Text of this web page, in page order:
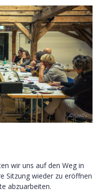
wir uns auf den Weg in
Sitzung wieder zu eröffnen
abzuarbeiten.